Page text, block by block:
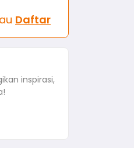
Daftar
inspirasi,